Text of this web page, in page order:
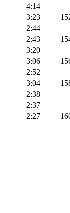
4:14
3:23
2:44
2:43
3:20
3:06
2:52
3:04
2:38
2:37
2:27